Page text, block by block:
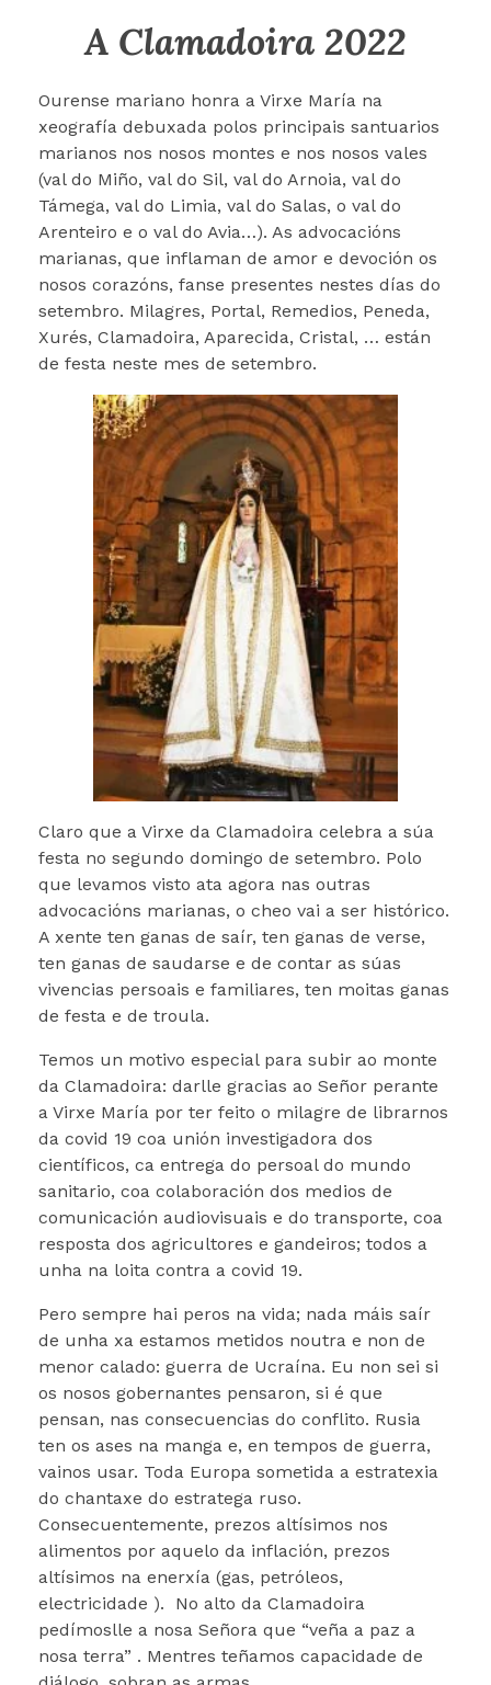
A Clamadoira 2022
Ourense mariano honra a Virxe María na
xeografía debuxada polos principais santuarios
marianos nos nosos montes e nos nosos vales
(val do Miño, val do Sil, val do Arnoia, val do
Támega, val do Limia, val do Salas, o val do
Arenteiro e o val do Avia…). As advocacións
marianas, que inflaman de amor e devoción os
nosos corazóns, fanse presentes nestes días do
setembro. Milagres, Portal, Remedios, Peneda,
Xurés, Clamadoira, Aparecida, Cristal, … están
de festa neste mes de setembro.
Claro que a Virxe da Clamadoira celebra a súa
festa no segundo domingo de setembro. Polo
que levamos visto ata agora nas outras
advocacións marianas, o cheo vai a ser histórico.
A xente ten ganas de saír, ten ganas de verse,
ten ganas de saudarse e de contar as súas
vivencias persoais e familiares, ten moitas ganas
de festa e de troula.
Temos un motivo especial para subir ao monte
da Clamadoira: darlle gracias ao Señor perante
a Virxe María por ter feito o milagre de librarnos
da covid 19 coa unión investigadora dos
científicos, ca entrega do persoal do mundo
sanitario, coa colaboración dos medios de
comunicación audiovisuais e do transporte, coa
resposta dos agricultores e gandeiros; todos a
unha na loita contra a covid 19.
Pero sempre hai peros na vida; nada máis saír
de unha xa estamos metidos noutra e non de
menor calado: guerra de Ucraína. Eu non sei si
os nosos gobernantes pensaron, si é que
pensan, nas consecuencias do conflito. Rusia
ten os ases na manga e, en tempos de guerra,
vainos usar. Toda Europa sometida a estratexia
do chantaxe do estratega ruso.
Consecuentemente, prezos altísimos nos
alimentos por aquelo da inflación, prezos
altísimos na enerxía (gas, petróleos,
electricidade ). No alto da Clamadoira
pedímoslle a nosa Señora que “veña a paz a
nosa terra” . Mentres teñamos capacidade de